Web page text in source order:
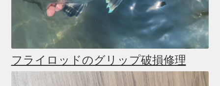
フライロッドのグリップ破損修理